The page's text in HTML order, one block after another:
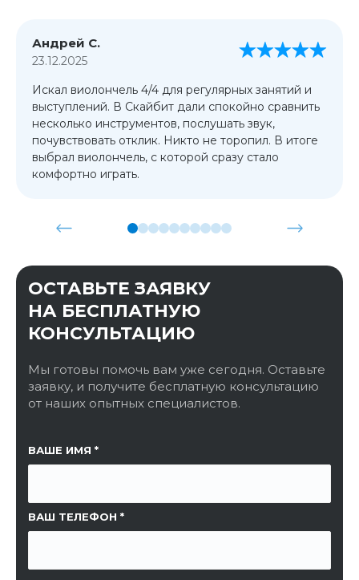
Андрей С.
23.12.2025
Искал виолончель 4/4 для регулярных занятий и
выступлений. В Скайбит дали спокойно сравнить
несколько инструментов, послушать звук,
почувствовать отклик. Никто не торопил. В итоге
выбрал виолончель, с которой сразу стало
комфортно играть.
ОСТАВЬТЕ ЗАЯВКУ
НА БЕСПЛАТНУЮ
КОНСУЛЬТАЦИЮ
Мы готовы помочь вам уже сегодня. Оставьте
заявку, и получите бесплатную консультацию
от наших опытных специалистов.
ВАШЕ ИМЯ
ВАШ ТЕЛЕФОН
ССЫЛКА НА СТРАНИЦУ